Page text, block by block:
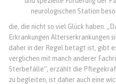
neurologischen Station
die, die nicht so viel Glück haben.
Erkrankungen Alters­erkrankungen
daher in der Regel betagt ist, gibt
verglichen mit manch anderer
Sterbefälle“, erzählt die
zu begleiten, ist daher auch eine